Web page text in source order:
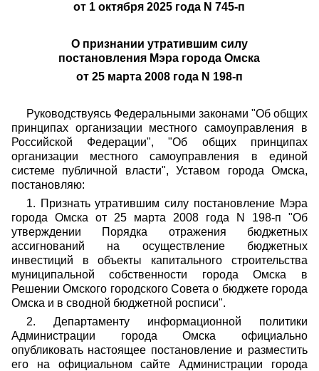
от 1 октября 2025 года N 745-п
О признании утратившим силу
постановления Мэра города Омска
от 25 марта 2008 года N 198-п
Руководствуясь Федеральными законами "Об общих
принципах организации местного самоуправления в
Российской Федерации", "Об общих принципах
организации местного самоуправления в единой
системе публичной власти", Уставом города Омска,
постановляю:
1. Признать утратившим силу постановление Мэра
города Омска от 25 марта 2008 года N 198-п "Об
утверждении Порядка отражения бюджетных
ассигнований на осуществление бюджетных
инвестиций в объекты капитального строительства
муниципальной собственности города Омска в
Решении Омского городского Совета о бюджете города
Омска и в сводной бюджетной росписи".
2. Департаменту информационной политики
Администрации города Омска официально
опубликовать настоящее постановление и разместить
его на официальном сайте Администрации города